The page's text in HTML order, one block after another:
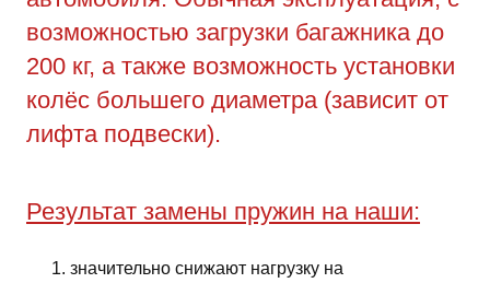
возможностью загрузки багажника до
200 кг, а также возможность установки
колёс большего диаметра (зависит от
лифта подвески).
Результат замены пружин на наши:
значительно снижают нагрузку на